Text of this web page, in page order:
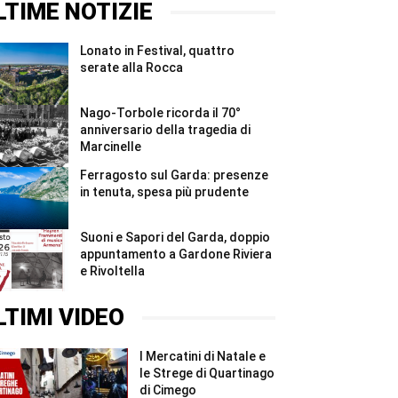
Castiglione
Garda:
strutture
irregolari
e
sanzioni
...
#Shorts
NOTIZIE
Lonato in Festival, quattro
serate alla Rocca
Nago-Torbole ricorda il 70°
anniversario della tragedia di
Marcinelle
Ferragosto sul Garda: presenze
in tenuta, spesa più prudente
Suoni e Sapori del Garda, doppio
appuntamento a Gardone Riviera
e Rivoltella
VIDEO
I Mercatini di Natale e
le Strege di Quartinago
di Cimego